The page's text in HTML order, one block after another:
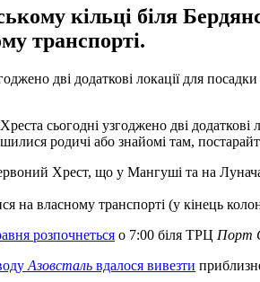
кільці біля
транспорті.
дві додаткові локації для
сьогодні узгоджено дві
родичі або знайомі там,
Хрест, що у Мангуші та на
на власному транспорті (у кінець
розпочнеться о 7:00 біля ТРЦ Порт
Азовсталь вдалося вивезти